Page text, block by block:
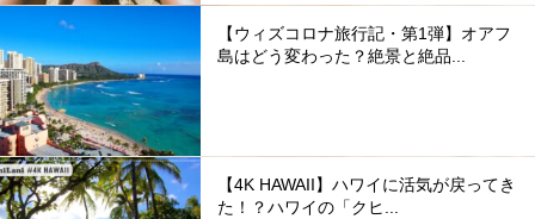
【ウィズコロナ旅行記・第1弾】オアフ
島はどう変わった？絶景と絶品...
【4K HAWAII】ハワイに活気が戻ってき
た！？ハワイの「クヒ...